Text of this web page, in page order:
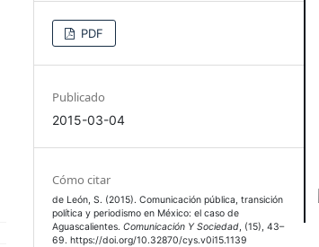
PDF
Publicado
2015-03-04
Cómo citar
de León, S. (2015). Comunicación pública, transición
política y periodismo en México: el caso de
Aguascalientes.Comunicación Y Sociedad, (15), 43–
69. https://doi.org/10.32870/cys.v0i15.1139